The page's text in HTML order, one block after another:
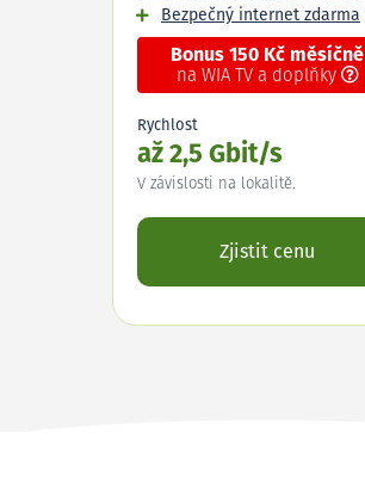
Bezpečný internet zdarma
Bonus 150 Kč měsíčně
na WIA TV a doplňky
Rychlost
až 2,5 Gbit/s
V závislosti na lokalitě.
Zjistit cenu